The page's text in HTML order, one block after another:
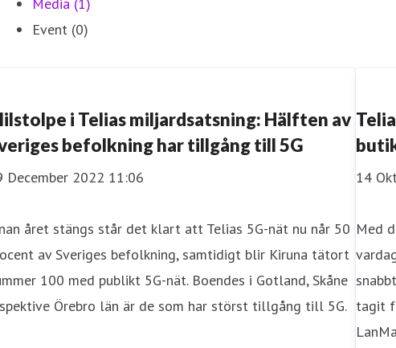
Event (0)
i Telias miljardsatsning: Hälften av
befolkning har tillgång till 5G
December 2022 11:06
året stängs står det klart att Telias 5G-nät nu når 50
av Sveriges befolkning, samtidigt blir Kiruna tätort
100 med publikt 5G-nät. Boendes i Gotland, Skåne
Örebro län är de som har störst tillgång till 5G.
14
Med
tagit